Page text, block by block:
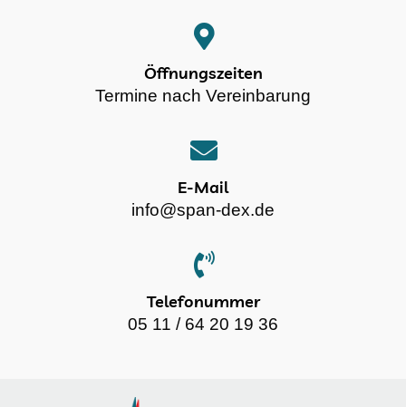
Öffnungszeiten
Termine nach Vereinbarung
E-Mail
info@span-dex.de
Telefonummer
05 11 / 64 20 19 36